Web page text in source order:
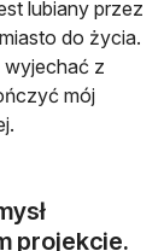
lubiany przez
do życia.
wyjechać z
mój
projekcie.